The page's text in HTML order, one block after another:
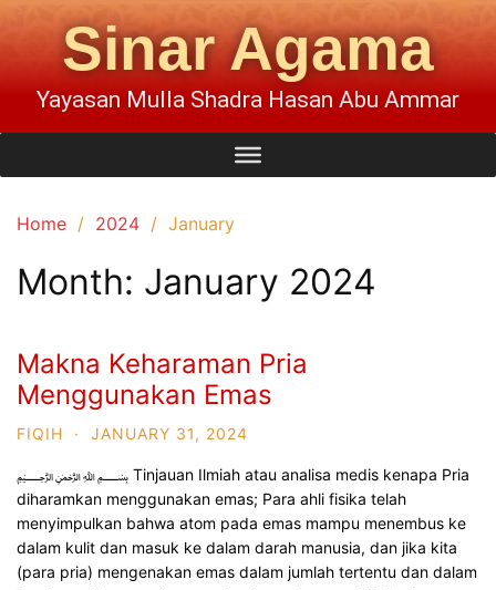
Sinar Agama
Yayasan Mulla Shadra Hasan Abu Ammar
Home 2024 January
Month: January 2024
Makna Keharaman Pria
Menggunakan Emas
FIQIH · JANUARY 31, 2024
﷽ Tinjauan Ilmiah atau analisa medis kenapa Pria
diharamkan menggunakan emas; Para ahli fisika telah
menyimpulkan bahwa atom pada emas mampu menembus ke
dalam kulit dan masuk ke dalam darah manusia, dan jika kita
(para pria) mengenakan emas dalam jumlah tertentu dan dalam